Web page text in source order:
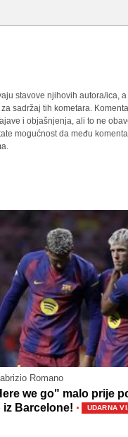
stavove njihovih autora/ica,
sadržaj tih kometara.
i objašnjenja, ali to ne
mogućnost da među
Romano
we go" malo prije
iz Barcelone! · UDARNA